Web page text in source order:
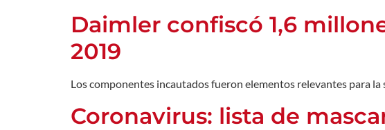
Daimler confiscó 1,6
2019
Los componentes incautados fueron elementos relevantes para
Coronavirus: lista de